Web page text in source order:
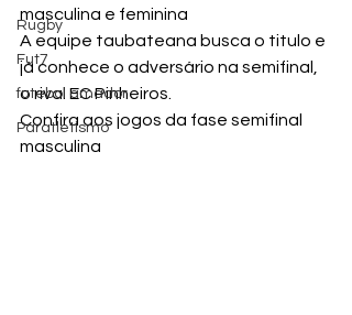
Rugby
Fut7
futebol amador
Paratletismo
masculina e feminina
A equipe taubateana busca o titulo e
já conhece o adversário na semifinal,
o rival EC Pinheiros.
Confira aos jogos da fase semifinal
masculina